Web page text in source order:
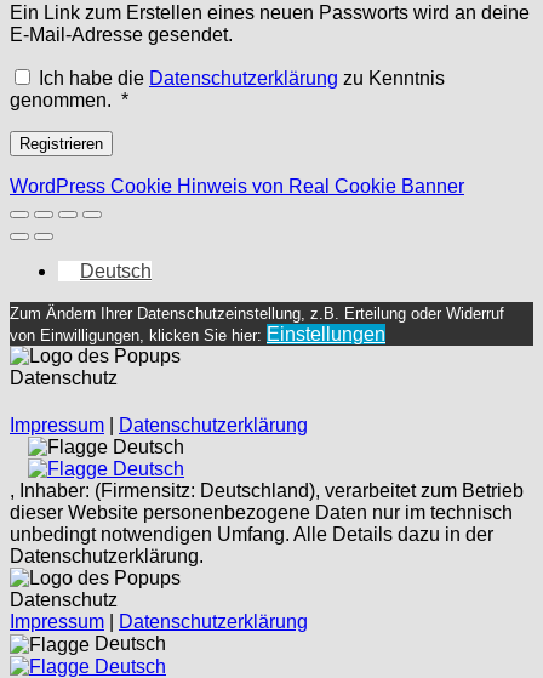
Ein Link zum Erstellen eines neuen Passworts wird an deine
E-Mail-Adresse gesendet.
Ich habe die Datenschutzerklärung zu Kenntnis
genommen. *Erforderlich
Registrieren
WordPress Cookie Hinweis von Real Cookie Banner
Deutsch
Zum Ändern Ihrer Datenschutzeinstellung, z.B. Erteilung oder Widerruf
von Einwilligungen, klicken Sie hier: Einstellungen
Datenschutz
Impressum
Datenschutzerklärung
Deutsch
Deutsch
, Inhaber: (Firmensitz: Deutschland), verarbeitet zum Betrieb
dieser Website personenbezogene Daten nur im technisch
unbedingt notwendigen Umfang. Alle Details dazu in der
Datenschutzerklärung.
Datenschutz
Impressum
Datenschutzerklärung
Deutsch
Deutsch